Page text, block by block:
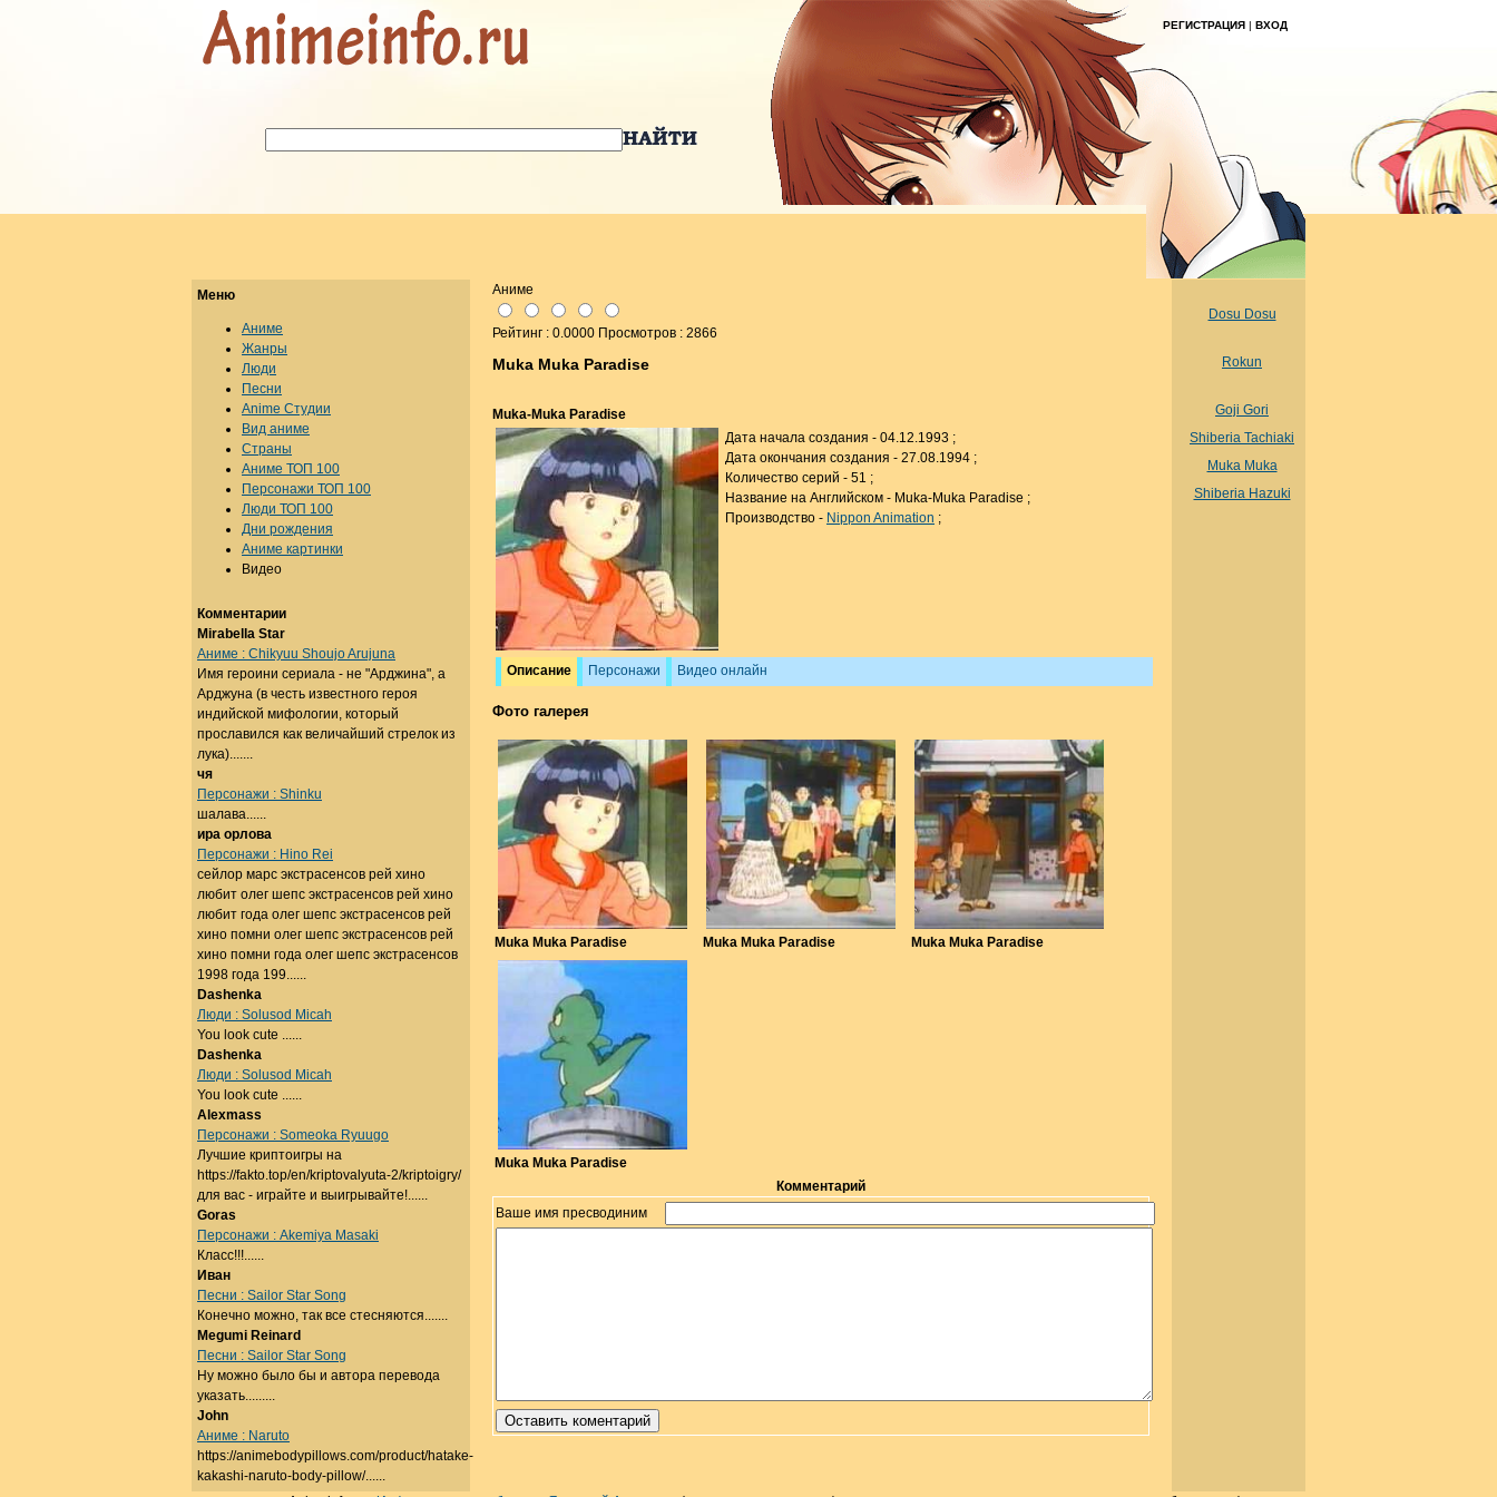
РЕГИСТРАЦИЯ | ВХОД
Аниме
Рейтинг : 0.0000 Просмотров : 2866
Muka Muka Paradise
Muka-Muka Paradise
Дата начала создания - 04.12.1993 ;
Дата окончания создания - 27.08.1994 ;
Количество серий - 51 ;
Название на Английском - Muka-Muka Paradise ;
Производство - Nippon Animation ;
Описание Персонажи Видео онлайн
Фото галерея
Muka Muka Paradise Muka Muka Paradise Muka Muka Paradise
Muka Muka Paradise
Комментарий
Ваше имя пресводиним
Меню
Аниме
Жанры
Люди
Песни
Anime Студии
Вид аниме
Страны
Аниме ТОП 100
Персонажи ТОП 100
Люди ТОП 100
Дни рождения
Аниме картинки
Видео
Комментарии
Mirabella Star
Аниме : Chikyuu Shoujo Arujuna
Имя героини сериала - не "Арджина", а
Арджуна (в честь известного героя
индийской мифологии, который
прославился как величайший стрелок из
лука).......
чя
Персонажи : Shinku
шалава......
ира орлова
Персонажи : Hino Rei
сейлор марс экстрасенсов рей хино
любит олег шепс экстрасенсов рей хино
любит года олег шепс экстрасенсов рей
хино помни олег шепс экстрасенсов рей
хино помни года олег шепс экстрасенсов
1998 года 199......
Dashenka
Люди : Solusod Micah
You look cute ......
Dashenka
Люди : Solusod Micah
You look cute ......
Alexmass
Персонажи : Someoka Ryuugo
Лучшие криптоигры на
https://fakto.top/en/kriptovalyuta-2/kriptoigry/
для вас - играйте и выигрывайте!......
Goras
Персонажи : Akemiya Masaki
Класс!!!......
Иван
Песни : Sailor Star Song
Конечно можно, так все стесняются.......
Megumi Reinard
Песни : Sailor Star Song
Ну можно было бы и автора перевода
указать.........
John
Аниме : Naruto
https://animebodypillows.com/product/hatake-
kakashi-naruto-body-pillow/......
Dosu Dosu
Rokun
Goji Gori
Shiberia Tachiaki
Muka Muka
Shiberia Hazuki